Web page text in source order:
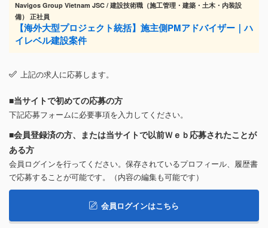
Navigos Group Vietnam JSC / 建設技術職（施工管理・建築・土木・内装設
備） 正社員
【海外大型プロジェクト統括】施主側PMアドバイザー｜ハ
イレベル建設案件
上記の求人に応募します。
■当サイトで初めての応募の方
下記応募フォームに必要事項を入力してください。
■会員登録済の方、または当サイトで以前Ｗｅｂ応募されたことが
ある方
会員ログインを行ってください。保存されているプロフィール、履歴書
で応募することが可能です。（内容の編集も可能です）
会員ログインはこちら